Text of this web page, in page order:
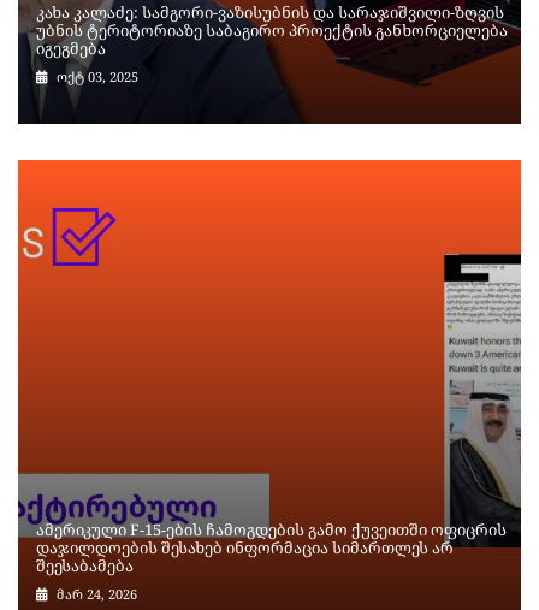
კახა კალაძე: სამგორი-ვაზისუბნის და სარაჯიშვილი-ზღვის
უბნის ტერიტორიაზე საბაგირო პროექტის განხორციელება
იგეგმება
ოქტ 03, 2025
ამერიკული F-15-ების ჩამოგდების გამო ქუვეითში ოფიცრის
დაჯილდოების შესახებ ინფორმაცია სიმართლეს არ
შეესაბამება
მარ 24, 2026